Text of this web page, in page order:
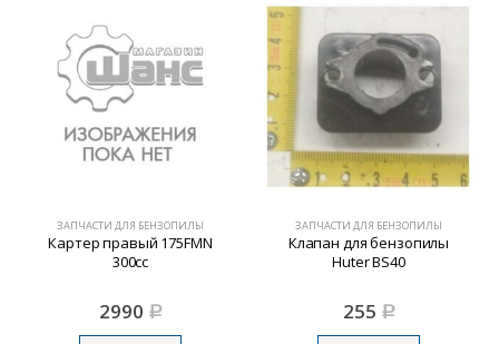
ЗАПЧАСТИ ДЛЯ БЕНЗОПИЛЫ
Картер правый 175FMN
300cc
2990 Р
ЗАПЧАСТИ ДЛЯ БЕНЗОПИЛЫ
Клапан для бензопилы
Huter BS40
255 Р